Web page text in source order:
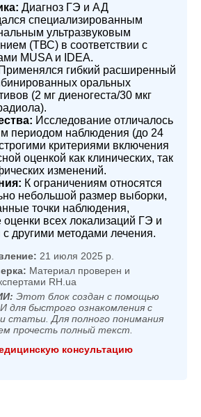
Диагноз ГЭ и АД
специализированным
ультразвуковым
(ТВС) в соответствии с
MUSA и IDEA.
Применялся гибкий расширенный
оральных
(2 мг диеногеста/30 мкг
Исследование отличалось
периодом наблюдения (до 24
критериями включения
оценкой как клинических, так
изменений.
К ограничениям относятся
небольшой размер выборки,
точки наблюдения,
оценки всех локализаций ГЭ и
другими методами лечения.
21 июля 2025 р.
Материал проверен и
RH.ua
Этот блок создан с помощью
для быстрого ознакомления с
статьи. Для полного понимания
прочесть полный текст.
консультацию